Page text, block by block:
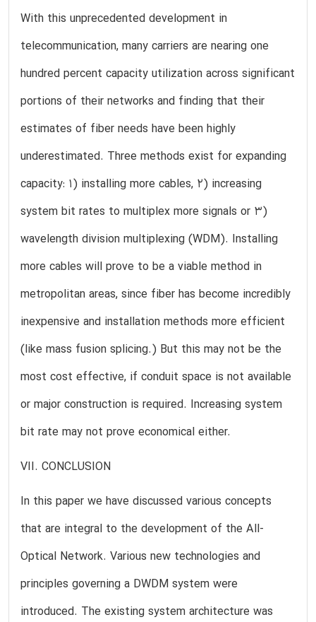
With this unprecedented development in
telecommunication, many carriers are nearing one
hundred percent capacity utilization across significant
portions of their networks and finding that their
estimates of fiber needs have been highly
underestimated. Three methods exist for expanding
capacity: 1) installing more cables, 2) increasing
system bit rates to multiplex more signals or 3)
wavelength division multiplexing (WDM). Installing
more cables will prove to be a viable method in
metropolitan areas, since fiber has become incredibly
inexpensive and installation methods more efficient
(like mass fusion splicing.) But this may not be the
most cost effective, if conduit space is not available
or major construction is required. Increasing system
bit rate may not prove economical either.
VII. CONCLUSION
In this paper we have discussed various concepts
that are integral to the development of the All-
Optical Network. Various new technologies and
principles governing a DWDM system were
introduced. The existing system architecture was